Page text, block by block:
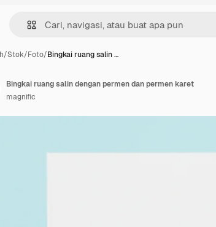
/Stok/Foto/Bingkai ruang salin …
Bingkai ruang salin dengan permen dan permen karet
magnific